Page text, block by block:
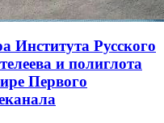
Института Русского
и полиглота
Первого